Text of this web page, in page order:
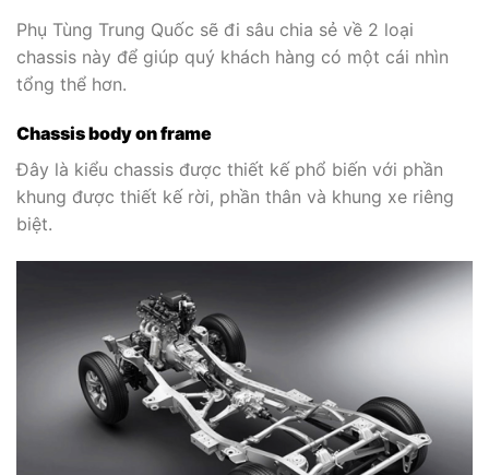
Phụ Tùng Trung Quốc sẽ đi sâu chia sẻ về 2 loại
chassis này để giúp quý khách hàng có một cái nhìn
tổng thể hơn.
Chassis body on frame
Đây là kiểu chassis được thiết kế phổ biến với phần
khung được thiết kế rời, phần thân và khung xe riêng
biệt.